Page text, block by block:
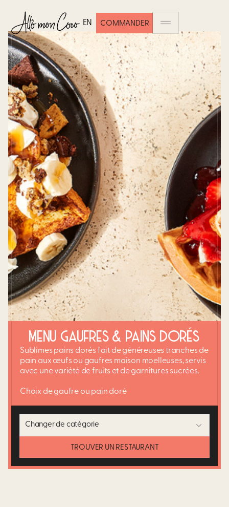
EN COMMANDER
MENU GAUFRES & PAINS DORÉS
Sublimes pains dorés fait de généreuses tranches de
pain aux œufs ou gaufres maison moelleuses, servis
avec une variété de fruits et de garnitures sucrées.​
Choix de gaufre ou pain doré
Changer de catégorie
TROUVER UN RESTAURANT